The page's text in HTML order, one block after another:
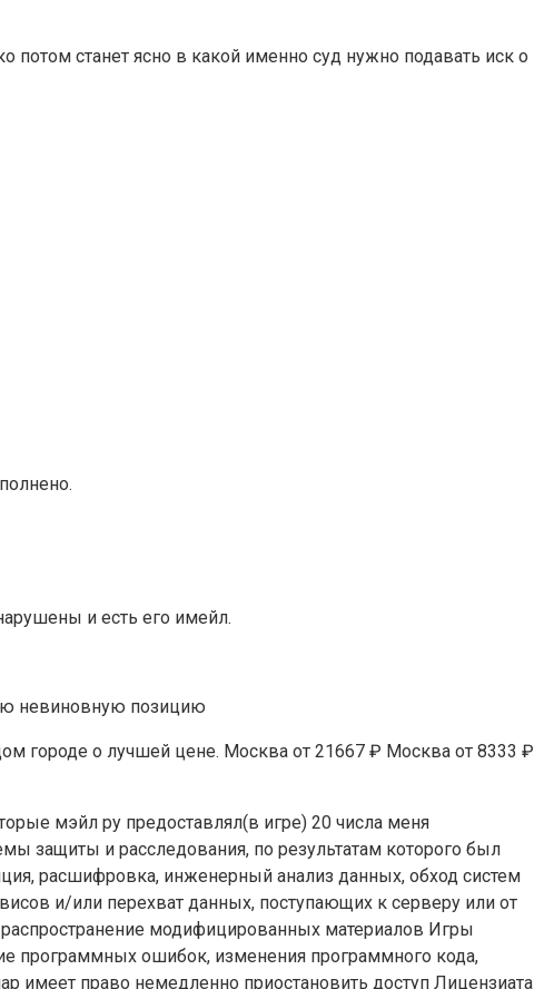
станет ясно в какой именно суд нужно подавать иск о
и есть его имейл.
невиновную позицию
городе о лучшей цене. Москва от 21667 ₽ Москва от 8333 ₽
мэйл ру предоставлял(в игре) 20 числа меня
защиты и расследования, по результатам которого был
расшифровка, инженерный анализ данных, обход систем
и/или перехват данных, поступающих к серверу или от
модифицированных материалов Игры
программных ошибок, изменения программного кода,
имеет право немедленно приостановить доступ Лицензиата